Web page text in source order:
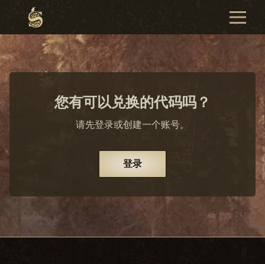
您有可以兑换的代码吗？
请先登录或创建一个账号。
登录